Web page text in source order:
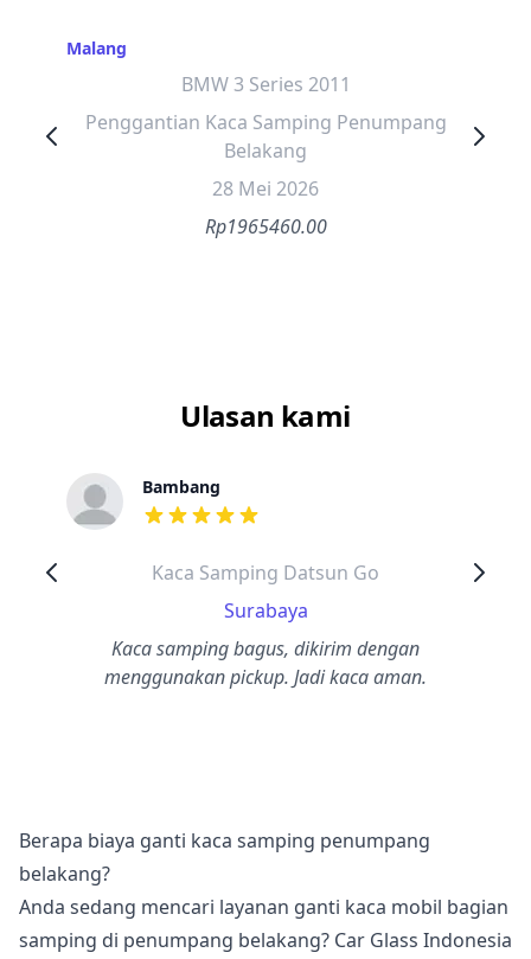
Malang
BMW 3 Series 2011
Penggantian Kaca Samping Penumpang
Belakang
28 Mei 2026
Rp1965460.00
Ulasan kami
Bambang
dari ulasan adalah bintang lima
Kaca Samping Datsun Go
Surabaya
Kaca samping bagus, dikirim dengan
menggunakan pickup. Jadi kaca aman.
Berapa biaya ganti kaca samping penumpang
belakang?
Anda sedang mencari layanan ganti kaca mobil bagian
samping di penumpang belakang? Car Glass Indonesia